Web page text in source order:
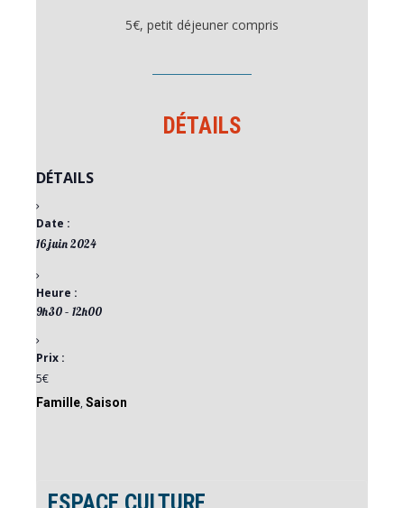
5€, petit déjeuner compris
DÉTAILS
DÉTAILS
Date :
16 juin 2024
Heure :
9h30 – 12h00
Prix :
5€
Famille, Saison